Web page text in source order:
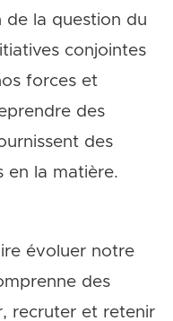
de la question du
conjointes
forces et
des
des
en la matière.
évoluer notre
des
recruter et retenir